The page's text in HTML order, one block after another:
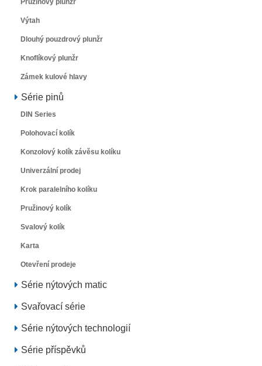
Pružinový plunžr
Výtah
Dlouhý pouzdrový plunžr
Knoflíkový plunžr
Zámek kulové hlavy
Série pinů
DIN Series
Polohovací kolík
Konzolový kolík závěsu kolíku
Univerzální prodej
Krok paralelního kolíku
Pružinový kolík
Svalový kolík
Karta
Otevření prodeje
Série nýtových matic
Svařovací série
Série nýtových technologií
Série příspěvků